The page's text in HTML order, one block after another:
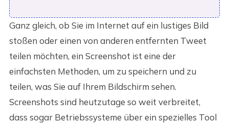
Ganz gleich, ob Sie im Internet auf ein lustiges Bild
stoßen oder einen von anderen entfernten Tweet
teilen möchten, ein Screenshot ist eine der
einfachsten Methoden, um zu speichern und zu
teilen, was Sie auf Ihrem Bildschirm sehen.
Screenshots sind heutzutage so weit verbreitet,
dass sogar Betriebssysteme über ein spezielles Tool